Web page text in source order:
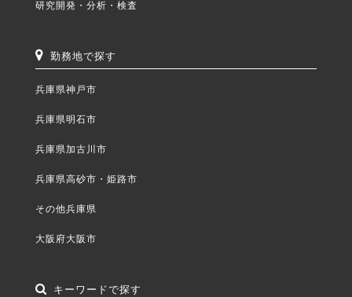
研究開発・分析・検査
勤務地で探す
兵庫県神戸市
兵庫県明石市
兵庫県加古川市
兵庫県高砂市・姫路市
その他兵庫県
大阪府大阪市
キーワードで探す